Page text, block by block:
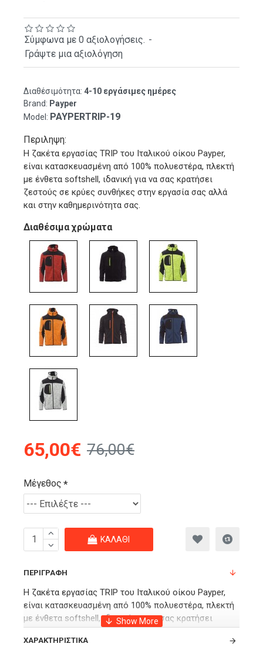
Διαθέσιμότητα: 4-10 εργάσιμες ημέρες
Brand: Payper
Model: PAYPERTRIP-19
Σύμφωνα με 0 αξιολογήσεις. -
Γράψτε μια αξιολόγηση
Περιληψη:
Η ζακέτα εργασίας TRIP του Ιταλικού οίκου Payper,
είναι κατασκευασμένη από 100% πολυεστέρα, πλεκτή
με ένθετα softshell, ιδανική για να σας κρατήσει
ζεστούς σε κρύες συνθήκες στην εργασία σας αλλά
και στην καθημερινότητα σας.
65,00€ 76,00€
Διαθέσιμα χρώματα
Μέγεθος
ΚΑΛΆΘΙ
ΠΕΡΙΓΡΑΦΉ
Η ζακέτα εργασίας TRIP του Ιταλικού οίκου Payper,
είναι κατασκευασμένη από 100% πολυεστέρα, πλεκτή
με ένθετα softshell, ιδανική για να σας κρατήσει
ζεστούς σε κρύες συνθήκες στην εργασία σας αλλά
και στην καθημερινότητα σας.
ΧΑΡΑΚΤΗΡΙΣΤΙΚΆ